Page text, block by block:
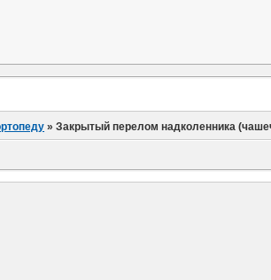
»Закрытый перелом надколенника